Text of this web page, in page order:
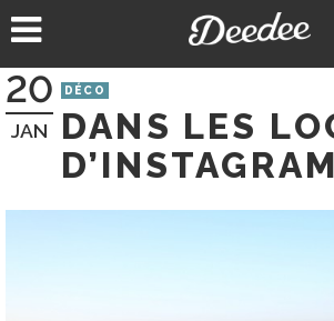
au
20
JAN
DÉCO
DANS LES
D’INSTAGRAM